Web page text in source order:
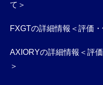
て＞
FXGTの詳細情報＜評価
AXIORYの詳細情報＜評
＞